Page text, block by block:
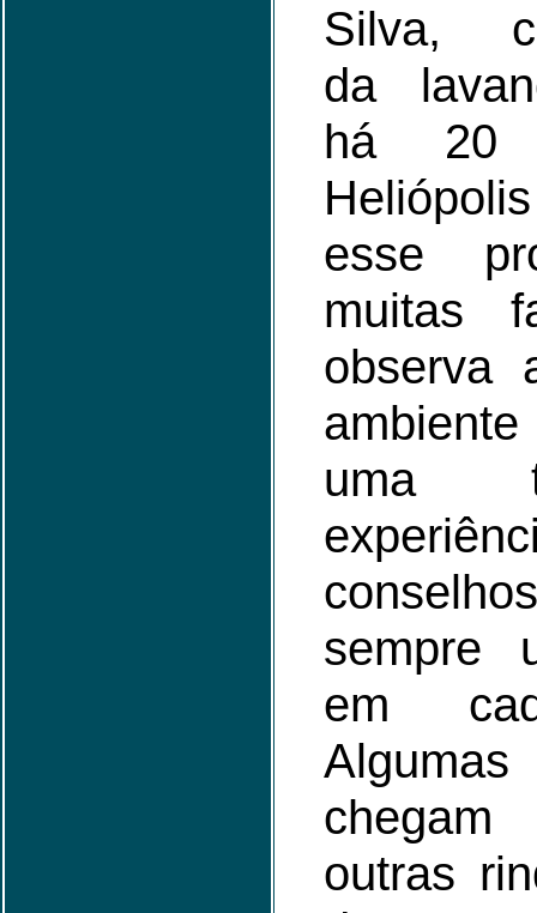
Silva,
da
há 20
esse
muitas
observa
uma
sempre
em
chegam
outras